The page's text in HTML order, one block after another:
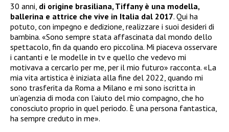
30 anni, di origine brasiliana, Tiffany è una modella,
ballerina e attrice che vive in Italia dal 2017. Qui ha
potuto, con impegno e dedizione, realizzare i suoi desideri di
bambina. «Sono sempre stata affascinata dal mondo dello
spettacolo, fin da quando ero piccolina. Mi piaceva osservare
i cantanti e le modelle in tv e quello che vedevo mi
motivava a cercarlo per me, per il mio futuro» racconta. «La
mia vita artistica è iniziata alla fine del 2022, quando mi
sono trasferita da Roma a Milano e mi sono iscritta in
un’agenzia di moda con l’aiuto del mio compagno, che ho
conosciuto proprio in quel periodo. È una persona fantastica,
ha sempre creduto in me».